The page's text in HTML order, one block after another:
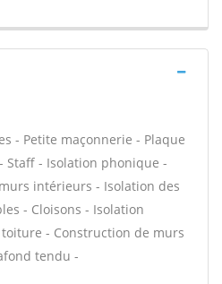
- Petite maçonnerie - Plaque
Staff - Isolation phonique -
intérieurs - Isolation des
- Cloisons - Isolation
- Construction de murs
tendu -